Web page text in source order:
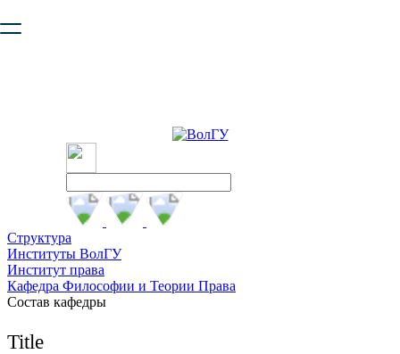
безопасную работу с сайтом. Пожалуйста
Структура
Институты ВолГУ
Институт права
Кафедра Философии и Теории Права
Состав кафедры
Title